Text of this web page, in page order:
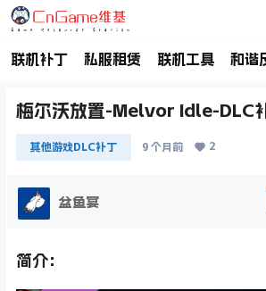
联机补丁 私服租赁 联机工具 和谐
梅尔沃放置-Melvor Idle-DLC
其他游戏DLC补丁 9 个月前 2
盆鱼宴
简介：